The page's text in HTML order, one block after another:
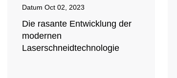
Datum Oct 02, 2023
Die rasante Entwicklung der
modernen
Laserschneidtechnologie